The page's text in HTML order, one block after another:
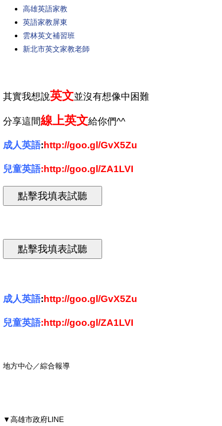
高雄英語家教
英語家教屏東
雲林英文補習班
新北市英文家教老師
其實我想說英文並沒有想像中困難
分享這間線上英文給你們^^
成人英語:http://goo.gl/GvX5Zu
兒童英語:http://goo.gl/ZA1LVI
成人英語:http://goo.gl/GvX5Zu
兒童英語:http://goo.gl/ZA1LVI
地方中心／綜合報導
▼高雄市政府LINE